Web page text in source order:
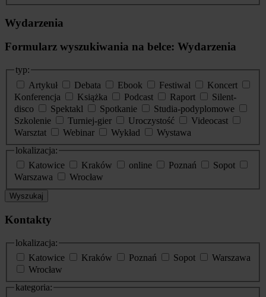
Wydarzenia
Formularz wyszukiwania na belce: Wydarzenia
typ:
Artykuł
Debata Ebook Festiwal
Koncert
Konferencja
Książka Podcast Raport
Silent-
disco
Spektakl Spotkanie
Studia-podyplomowe
Szkolenie
Turniej-gier Uroczystość
Videocast
Warsztat
Webinar Wykład
Wystawa
lokalizacja:
Katowice
Kraków online Poznań
Sopot
Warszawa
Wrocław
Wyszukaj
Kontakty
lokalizacja:
Katowice
Kraków Poznań Sopot
Warszawa
Wrocław
kategoria: